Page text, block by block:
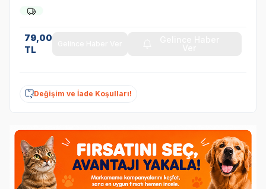
79,00
TL
Değişim ve İade Koşulları!